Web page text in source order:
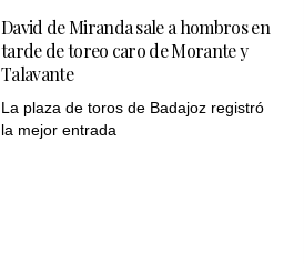
David de Miranda sale a hombros en
tarde de toreo caro de Morante y
Talavante
La plaza de toros de Badajoz registró
la mejor entrada